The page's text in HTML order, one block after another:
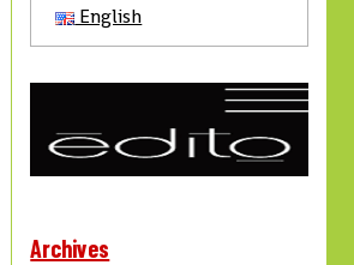
English
Archives